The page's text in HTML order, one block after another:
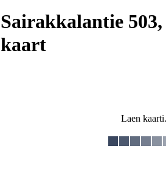
Sairakkalantie
kaart
Laen